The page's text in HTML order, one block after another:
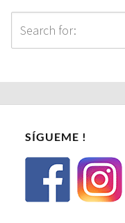
SÍGUEME !